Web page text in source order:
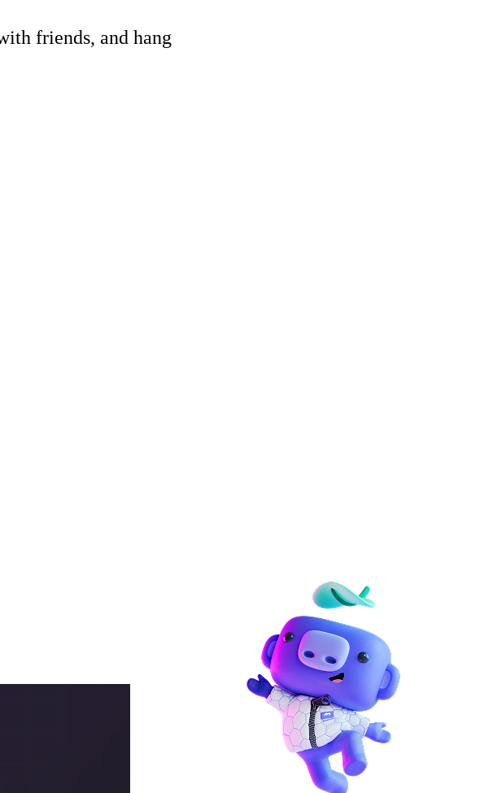
friends, and hang